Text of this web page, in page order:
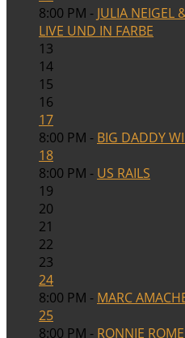
8:00 PM - JULIA NEIGEL
LIVE UND IN FARBE
13
14
15
16
17
8:00 PM - BIG DADDY
18
8:00 PM - US RAILS
19
20
21
22
23
24
8:00 PM - MARC
25
8:00 PM - RONNIE